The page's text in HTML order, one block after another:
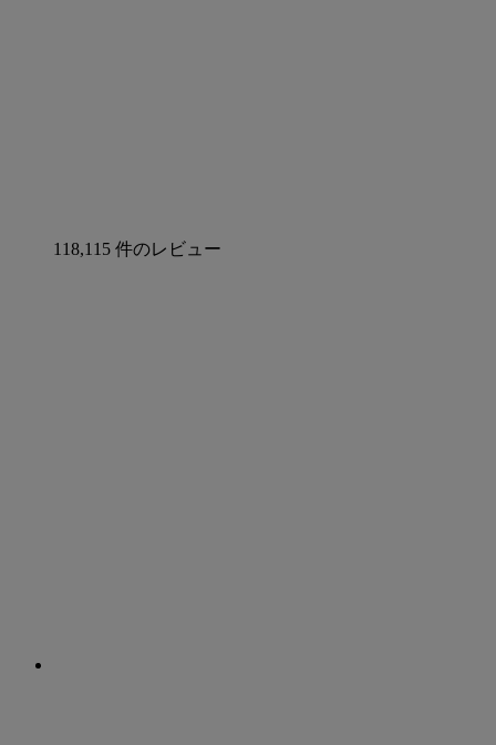
118,115 件のレビュー